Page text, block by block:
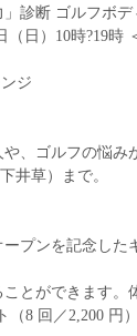
診断 ゴルフボ
（日）10時?19時
ジ
、ゴルフの悩み
井草）まで。
プンを記念した
とができます
8 回／2,200 円